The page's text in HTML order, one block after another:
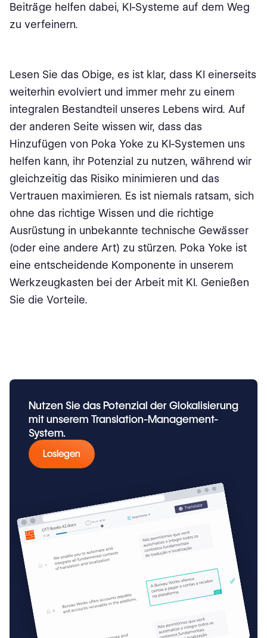
Beiträge helfen dabei, KI-Systeme auf dem Weg
zu verfeinern.
Lesen Sie das Obige, es ist klar, dass KI einerseits
weiterhin evolviert und immer mehr zu einem
integralen Bestandteil unseres Lebens wird. Auf
der anderen Seite wissen wir, dass das
Hinzufügen von Poka Yoke zu KI-Systemen uns
helfen kann, ihr Potenzial zu nutzen, während wir
gleichzeitig das Risiko minimieren und das
Vertrauen maximieren. Es ist niemals ratsam, sich
ohne das richtige Wissen und die richtige
Ausrüstung in unbekannte technische Gewässer
(oder eine andere Art) zu stürzen. Poka Yoke ist
eine entscheidende Komponente in unserem
Werkzeugkasten bei der Arbeit mit KI. Genießen
Sie die Vorteile.
Nutzen Sie das Potenzial der Glokalisierung
mit unserem Translation-Management-
System.
Loslegen